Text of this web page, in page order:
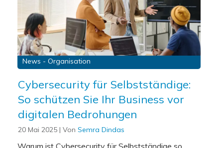
News - Organisation
Cybersecurity für Selbstständige:
So schützen Sie Ihr Business vor
digitalen Bedrohungen
20 Mai 2025 | Von Semra Dindas